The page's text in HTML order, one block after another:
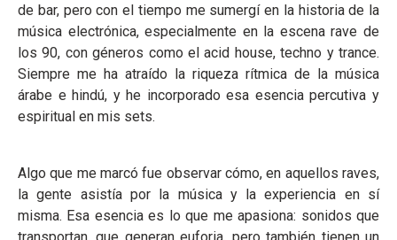
de bar, pero con el tiempo me sumergí en la historia de la
música electrónica, especialmente en la escena rave de
los 90, con géneros como el acid house, techno y trance.
Siempre me ha atraído la riqueza rítmica de la música
árabe e hindú, y he incorporado esa esencia percutiva y
espiritual en mis sets.
Algo que me marcó fue observar cómo, en aquellos raves,
la gente asistía por la música y la experiencia en sí
misma. Esa esencia es lo que me apasiona: sonidos que
transportan, que generan euforia, pero también tienen un